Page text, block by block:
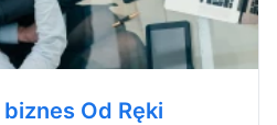
Od Ręki